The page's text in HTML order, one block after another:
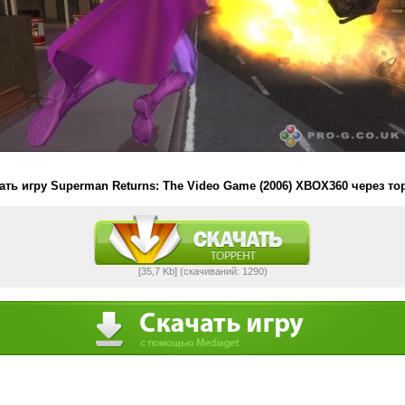
игру Superman Returns: The Video Game (2006) XBOX360 через
[35,7 Kb] (cкачиваний: 1290)